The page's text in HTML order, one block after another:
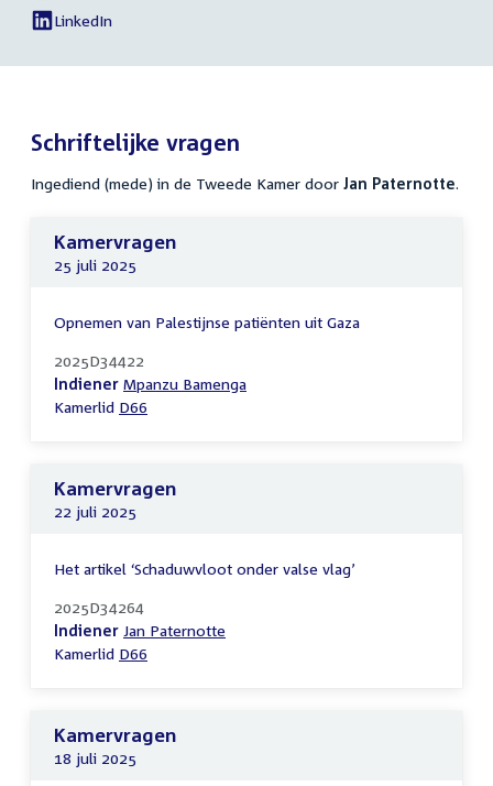
Paternotte
Jan
Paternotte
LinkedIn
van
Paternotte
Schriftelijke vragen
Ingediend (mede) in de Tweede Kamer door Jan Paternotte.
Kamervragen
25 juli 2025
Opnemen van Palestijnse patiënten uit Gaza
2025D34422
Indiener Mpanzu Bamenga
Kamerlid D66
Kamervragen
22 juli 2025
Het artikel ‘Schaduwvloot onder valse vlag’
2025D34264
Indiener Jan Paternotte
Kamerlid D66
Kamervragen
18 juli 2025